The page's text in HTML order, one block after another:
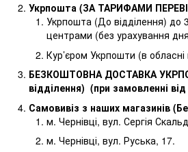
Укрпошта (ЗА ТАРИФАМИ
Укрпошта (До відділення) до
центрами (без урахування
Кур’єром Укрпошти (в
БЕЗКОШТОВНА ДОСТАВКА
відділення) (при замовленні
Самовивіз з наших магазинів
м. Чернівці, вул. Сергія
м. Чернівці, вул. Руська, 17.